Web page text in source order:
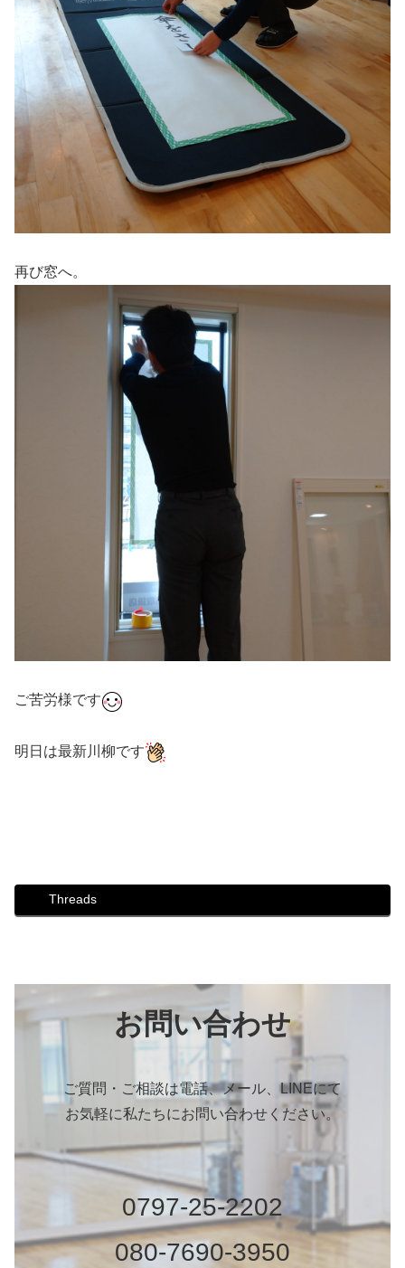
再び窓へ。
ご苦労様です
明日は最新川柳です
Threads
お問い合わせ
ご質問・ご相談は電話、メール、LINEにて
お気軽に私たちにお問い合わせください。
0797-25-2202
080-7690-3950